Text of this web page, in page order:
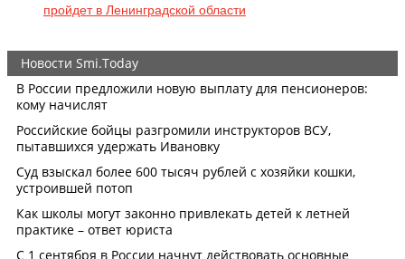
пройдет в Ленинградской области